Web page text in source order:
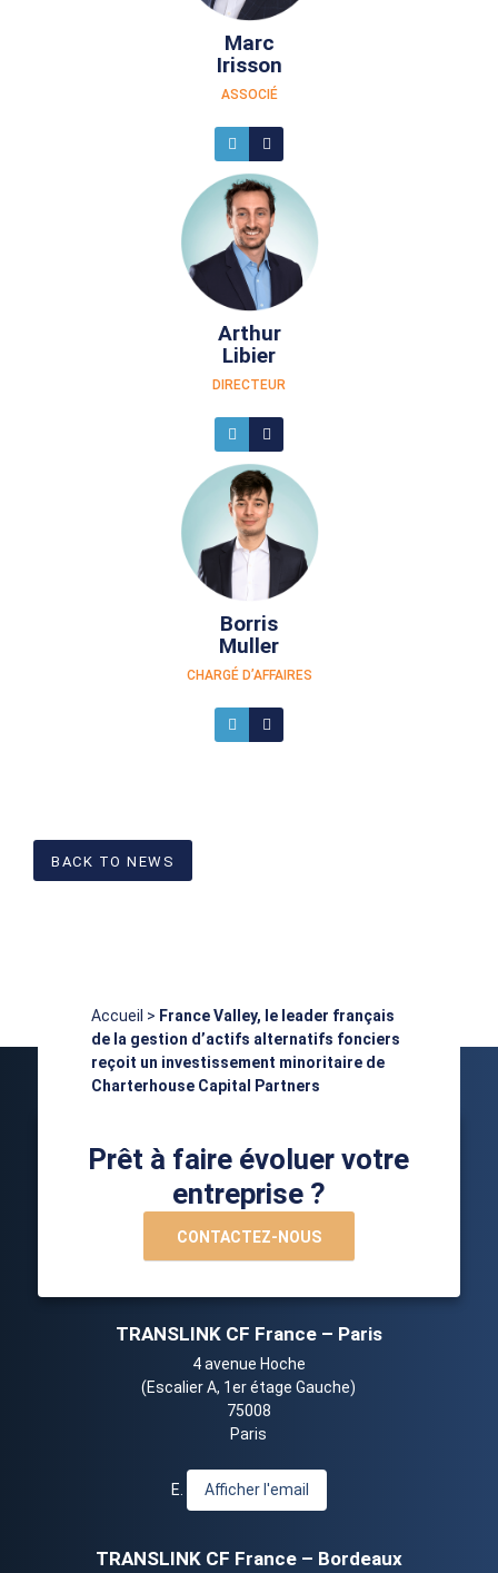
Marc
Irisson
ASSOCIÉ
Arthur
Libier
DIRECTEUR
Borris
Muller
CHARGÉ D’AFFAIRES
BACK TO NEWS
Accueil > France Valley, le leader français
de la gestion d’actifs alternatifs fonciers
reçoit un investissement minoritaire de
Charterhouse Capital Partners
Prêt à faire évoluer votre
entreprise ?
CONTACTEZ-NOUS
TRANSLINK CF France – Paris
4 avenue Hoche
(Escalier A, 1er étage Gauche)
75008
Paris
E. Afficher l'email
TRANSLINK CF France – Bordeaux